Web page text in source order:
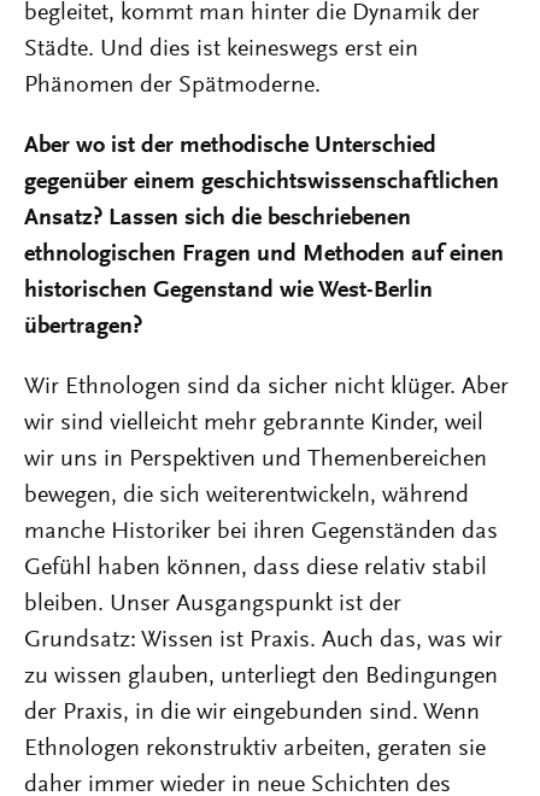
begleitet, kommt man hinter die Dynamik der
Städte. Und dies ist keineswegs erst ein
Phänomen der Spätmoderne.
Aber wo ist der methodische Unterschied
gegenüber einem geschichtswissenschaftlichen
Ansatz? Lassen sich die beschriebenen
ethnologischen Fragen und Methoden auf einen
historischen Gegenstand wie West-Berlin
übertragen?
Wir Ethnologen sind da sicher nicht klüger. Aber
wir sind vielleicht mehr gebrannte Kinder, weil
wir uns in Perspektiven und Themenbereichen
bewegen, die sich weiterentwickeln, während
manche Historiker bei ihren Gegenständen das
Gefühl haben können, dass diese relativ stabil
bleiben. Unser Ausgangspunkt ist der
Grundsatz: Wissen ist Praxis. Auch das, was wir
zu wissen glauben, unterliegt den Bedingungen
der Praxis, in die wir eingebunden sind. Wenn
Ethnologen rekonstruktiv arbeiten, geraten sie
daher immer wieder in neue Schichten des